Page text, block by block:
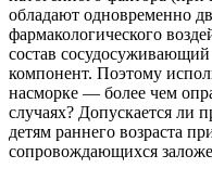
обладают одновременно
фармакологического
состав
компонент. Поэтому
насморке — более чем
случаях? Допускается ли
детям раннего возраста
сопровождающихся